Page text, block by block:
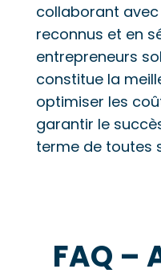
collaborant
reconnus et en
entrepreneurs
constitue la
optimiser les
garantir le
terme de toutes
FAQ –